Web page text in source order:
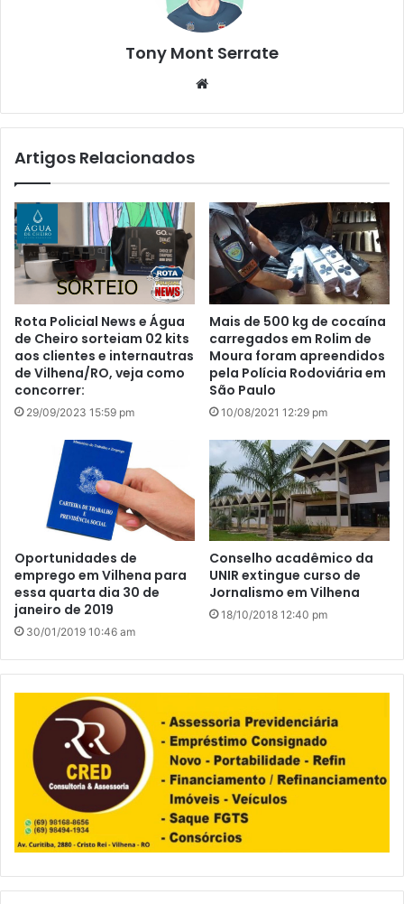
Tony Mont Serrate
te
Artigos Relacionados
Rota Policial News e Água
de Cheiro sorteiam 02 kits
aos clientes e internautras
de Vilhena/RO, veja como
concorrer:
29/09/2023 15:59 pm
Mais de 500 kg de cocaína
carregados em Rolim de
Moura foram apreendidos
pela Polícia Rodoviária em
São Paulo
10/08/2021 12:29 pm
Oportunidades de
emprego em Vilhena para
essa quarta dia 30 de
janeiro de 2019
30/01/2019 10:46 am
Conselho acadêmico da
UNIR extingue curso de
Jornalismo em Vilhena
18/10/2018 12:40 pm